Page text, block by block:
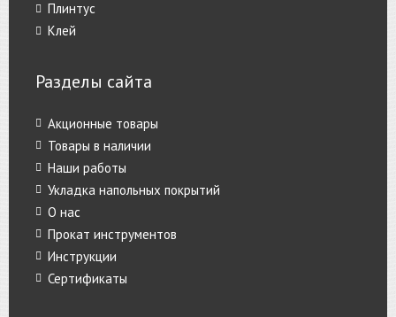
Плинтус
Клей
Разделы сайта
Акционные товары
Товары в наличии
Наши работы
Укладка напольных покрытий
О нас
Прокат инструментов
Инструкции
Сертификаты